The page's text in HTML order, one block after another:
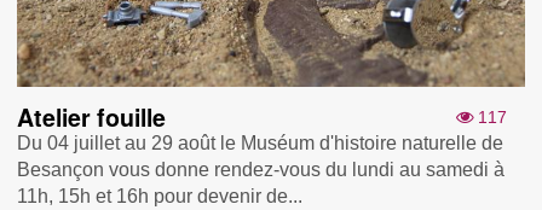
117
Atelier fouille
Du 04 juillet au 29 août le Muséum d'histoire naturelle de
Besançon vous donne rendez-vous du lundi au samedi à
11h, 15h et 16h pour devenir de...